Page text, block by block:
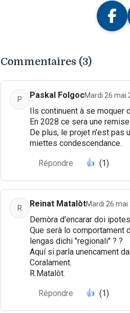
Commentaires (3)
P Paskal FolgocMardi 26 mai
Ils continuent à se
En 2028 ce sera une
De plus, le projet n'est pas
miettes condescendance.
Répondre 👍 (1)
R Reinat MatalòtMardi 26 mai
Demòra d'encarar doi
Que serà lo comportament
lengas dichi "regionali" ? ?
Aquí si parla unencament
Coralament.
R.Matalòt.
Répondre 👍 (1)